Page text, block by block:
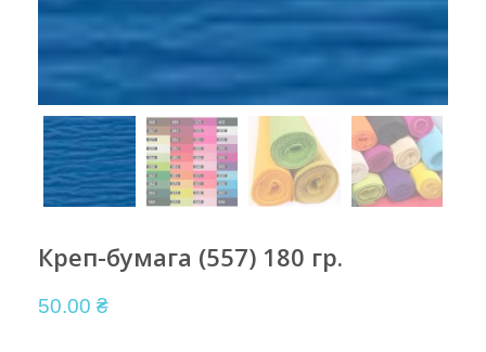
Креп-бумага (557) 180 гр.
50.00 ₴